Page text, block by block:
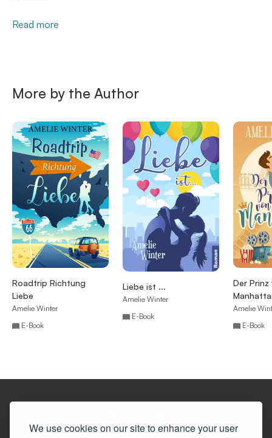
We use cookies on our site to enhance your user
Read more
More by the Author
Roadtrip Richtung
Liebe
Amelie Winter
E-Book
Liebe ist ...
Amelie Winter
E-Book
Der Prinz
Amelie
E-Book